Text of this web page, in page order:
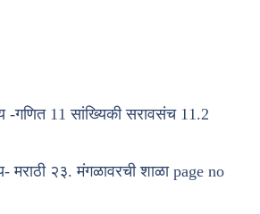
-गणित 11 सांख्यिकी सरावसंच 11.2
मराठी २३. मंगळावरची शाळा page no